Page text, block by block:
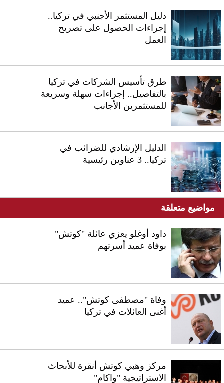
دليل المستثمر الأجنبي في تركيا..
إجراءات الحصول على تصريح
العمل
طرق تأسيس الشركات في تركيا
بالتفاصيل.. إجراءات سهلة وسريعة
للمستثمرين الأجانب
الدليل الإرشادي للضرائب في
تركيا.. 3 عناوين رئيسية
مواضيع متعلقة
داود أوغلو يعزي عائلة "كوتش"
بوفاة عميد أسرتهم
وفاة "مصطفى كوتش".. عميد
أغنى العائلات في تركيا
مركز وهبي كوتش أنقرة للأبحاث
الاستراتيجية "واكام"